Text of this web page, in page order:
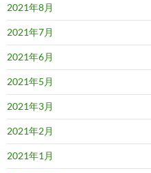
2021年8月
2021年7月
2021年6月
2021年5月
2021年3月
2021年2月
2021年1月